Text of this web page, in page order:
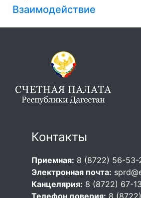
Взаимодействие
Контакты
Приемная: 8 (8722) 56-53-
Электронная почта:
Канцелярия: 8 (8722) 67-